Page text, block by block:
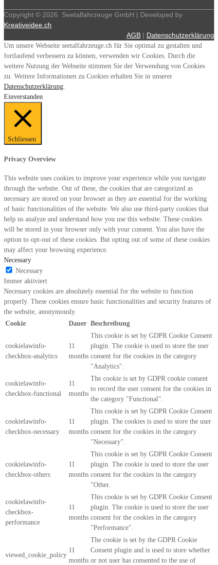
Copyright © 2026
Seetalfahrzeuge GmbH | Developed by
Kreativeidee.ch
AGB | Datenschutzerklärung
Um unsere Webseite seetalfahrzeuge.ch für Sie optimal zu gestalten und
fortlaufend verbessern zu können, verwenden wir Cookies. Durch die
weitere Nutzung der Webseite stimmen Sie der Verwendung von Cookies
zu. Weitere Informationen zu Cookies erhalten Sie in unserer
Datenschutzerklärung.
Einverstanden
Schliessen
Privacy Overview
This website uses cookies to improve your experience while you navigate
through the website. Out of these, the cookies that are categorized as
necessary are stored on your browser as they are essential for the working
of basic functionalities of the website. We also use third-party cookies that
help us analyze and understand how you use this website. These cookies
will be stored in your browser only with your consent. You also have the
option to opt-out of these cookies. But opting out of some of these cookies
may affect your browsing experience.
Necessary
Necessary
Immer aktiviert
Necessary cookies are absolutely essential for the website to function
properly. These cookies ensure basic functionalities and security features of
the website, anonymously.
Cookie
Dauer Beschreibung
cookielawinfo-
checkbox-analytics
11
months
This cookie is set by GDPR Cookie Consent
plugin. The cookie is used to store the user
consent for the cookies in the category
"Analytics".
cookielawinfo-
checkbox-functional
11
months
The cookie is set by GDPR cookie consent
to record the user consent for the cookies in
the category "Functional".
cookielawinfo-
checkbox-necessary
11
months
This cookie is set by GDPR Cookie Consent
plugin. The cookies is used to store the user
consent for the cookies in the category
"Necessary".
cookielawinfo-
checkbox-others
11
months
This cookie is set by GDPR Cookie Consent
plugin. The cookie is used to store the user
consent for the cookies in the category
"Other.
cookielawinfo-
checkbox-
performance
11
months
This cookie is set by GDPR Cookie Consent
plugin. The cookie is used to store the user
consent for the cookies in the category
"Performance".
viewed_cookie_policy
11
months
The cookie is set by the GDPR Cookie
Consent plugin and is used to store whether
or not user has consented to the use of